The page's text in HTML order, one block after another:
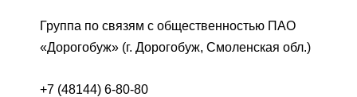
Группа по связям с общественностью ПАО
«Дорогобуж» (г. Дорогобуж, Смоленская обл.)
+7 (48144) 6-80-80